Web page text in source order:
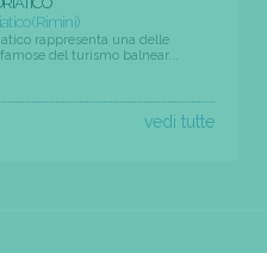
(Rimini)
rappresenta una delle
del turismo balnear...
vedi tutte